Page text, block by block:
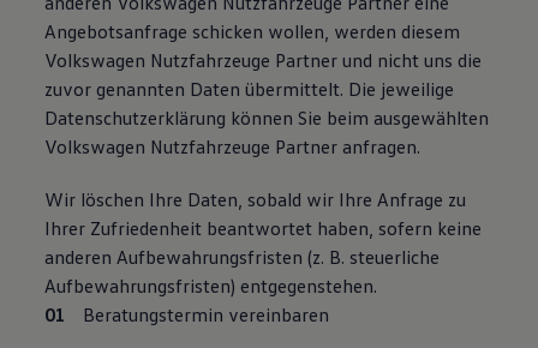
Angebotsanfrage schicken wollen, werden diesem
Volkswagen Nutzfahrzeuge Partner und nicht uns die
zuvor genannten Daten übermittelt. Die jeweilige
Datenschutzerklärung können Sie beim ausgewählten
Volkswagen Nutzfahrzeuge Partner anfragen.
Wir löschen Ihre Daten, sobald wir Ihre Anfrage zu
Ihrer Zufriedenheit beantwortet haben, sofern keine
anderen Aufbewahrungsfristen (z. B. steuerliche
Aufbewahrungsfristen) entgegenstehen.
Beratungstermin vereinbaren